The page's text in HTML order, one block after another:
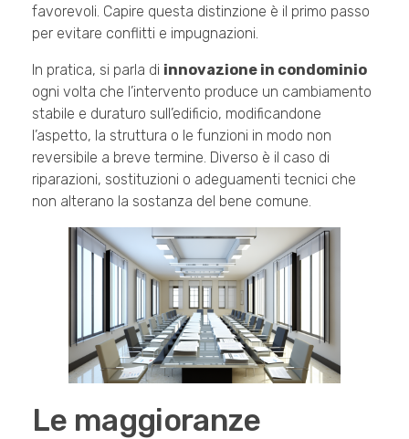
favorevoli. Capire questa distinzione è il primo passo
per evitare conflitti e impugnazioni.
In pratica, si parla di innovazione in condominio
ogni volta che l’intervento produce un cambiamento
stabile e duraturo sull’edificio, modificandone
l’aspetto, la struttura o le funzioni in modo non
reversibile a breve termine. Diverso è il caso di
riparazioni, sostituzioni o adeguamenti tecnici che
non alterano la sostanza del bene comune.
Le maggioranze